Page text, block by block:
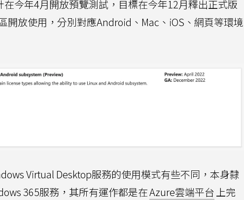
今年4月開放預覽測試，目標在今年12月釋出正式版
開放使用，分別對應Android、Mac、iOS、網頁等環境
Virtual Desktop服務的使用模式有些不同，本身隸
365服務，其所有運作都是在Azure雲端平台上完